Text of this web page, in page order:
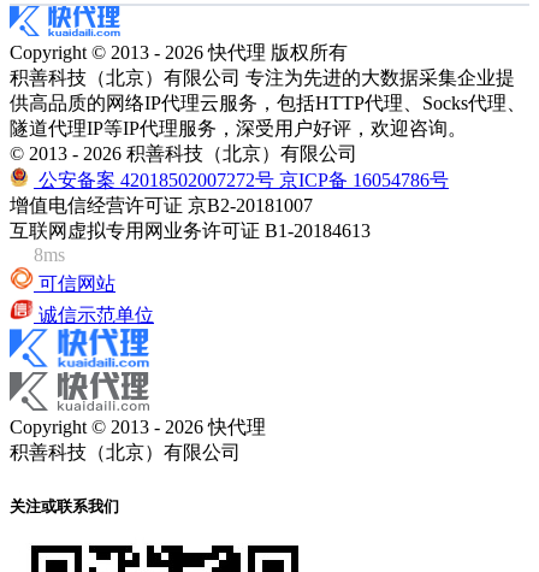
Copyright © 2013 - 2026 快代理 版权所有
积善科技（北京）有限公司 专注为先进的大数据采集企业提
供高品质的网络IP代理云服务，包括HTTP代理、Socks代理、
隧道代理IP等IP代理服务，深受用户好评，欢迎咨询。
© 2013 - 2026 积善科技（北京）有限公司
公安备案 42018502007272号 京ICP备 16054786号
增值电信经营许可证 京B2-20181007
互联网虚拟专用网业务许可证 B1-20184613
8ms
可信网站
诚信示范单位
Copyright © 2013 - 2026 快代理
积善科技（北京）有限公司
关注或联系我们